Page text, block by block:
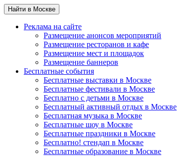
Найти в Москве
Реклама на сайте
Размещение анонсов мероприятий
Размещение ресторанов и кафе
Размещение мест и площадок
Размещение баннеров
Бесплатные события
Бесплатные выставки в Москве
Бесплатные фестивали в Москве
Бесплатно с детьми в Москве
Бесплатный активный отдых в Москве
Бесплатная музыка в Москве
Бесплатные шоу в Москве
Бесплатные праздники в Москве
Бесплатно! стендап в Москве
Бесплатные образование в Москве